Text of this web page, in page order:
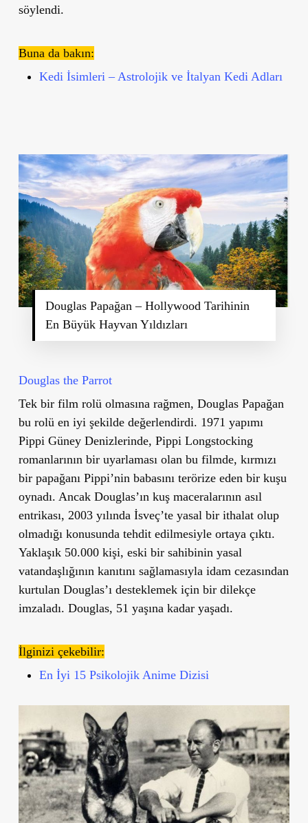
söylendi.
Buna da bakın:
Kedi İsimleri – Astrolojik ve İtalyan Kedi Adları
Douglas Papağan – Hollywood Tarihinin
En Büyük Hayvan Yıldızları
Douglas the Parrot
Tek bir film rolü olmasına rağmen, Douglas Papağan
bu rolü en iyi şekilde değerlendirdi. 1971 yapımı
Pippi Güney Denizlerinde, Pippi Longstocking
romanlarının bir uyarlaması olan bu filmde, kırmızı
bir papağanı Pippi’nin babasını terörize eden bir kuşu
oynadı. Ancak Douglas’ın kuş maceralarının asıl
entrikası, 2003 yılında İsveç’te yasal bir ithalat olup
olmadığı konusunda tehdit edilmesiyle ortaya çıktı.
Yaklaşık 50.000 kişi, eski bir sahibinin yasal
vatandaşlığının kanıtını sağlamasıyla idam cezasından
kurtulan Douglas’ı desteklemek için bir dilekçe
imzaladı. Douglas, 51 yaşına kadar yaşadı.
İlginizi çekebilir:
En İyi 15 Psikolojik Anime Dizisi